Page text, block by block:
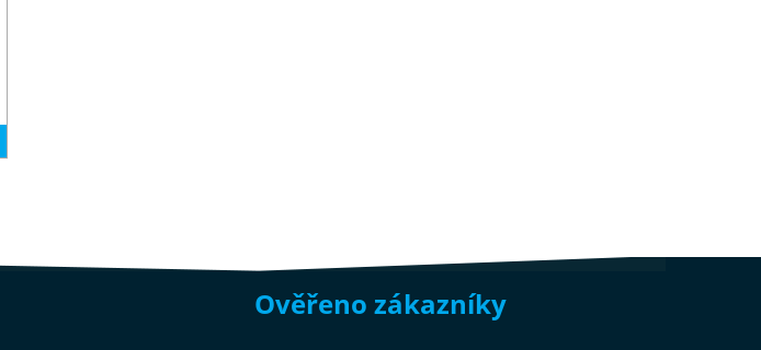
Ověřeno zákazníky